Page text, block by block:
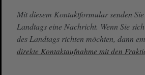
Mit diesem Kontaktformular senden
Landtags eine Nachricht. Wenn Sie
des Landtags richten möchten, dann
direkte Kontaktaufnahme mit den